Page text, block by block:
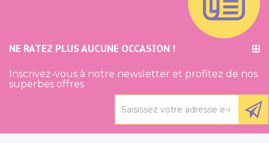
NE RATEZ PLUS AUCUNE OCCASION !
Inscrivez-vous à notre newsletter et profitez de nos
superbes offres